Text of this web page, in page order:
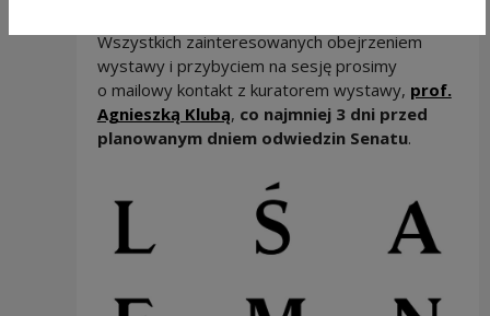
Wszystkich zainteresowanych obejrzeniem
wystawy i przybyciem na sesję prosimy
o mailowy kontakt z kuratorem wystawy, prof.
Agnieszką Klubą, co najmniej 3 dni przed
planowanym dniem odwiedzin Senatu.